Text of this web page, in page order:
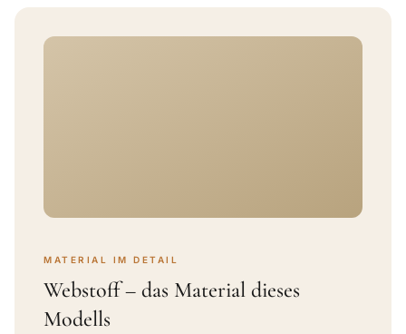
MATERIAL IM DETAIL
Webstoff – das Material dieses
Modells